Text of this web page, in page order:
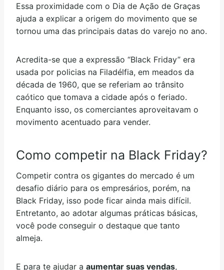
Essa proximidade com o Dia de Ação de Graças
ajuda a explicar a origem do movimento que se
tornou uma das principais datas do varejo no ano.
Acredita-se que a expressão “Black Friday” era
usada por policias na Filadélfia, em meados da
década de 1960, que se referiam ao trânsito
caótico que tomava a cidade após o feriado.
Enquanto isso, os comerciantes aproveitavam o
movimento acentuado para vender.
Como competir na Black Friday?
Competir contra os gigantes do mercado é um
desafio diário para os empresários, porém, na
Black Friday, isso pode ficar ainda mais difícil.
Entretanto, ao adotar algumas práticas básicas,
você pode conseguir o destaque que tanto
almeja.
E para te ajudar a aumentar suas vendas,